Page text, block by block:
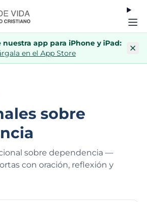
nuestra app para iPhone y iPad:
en el App Store
sobre
sobre dependencia —
con oración, reflexión y